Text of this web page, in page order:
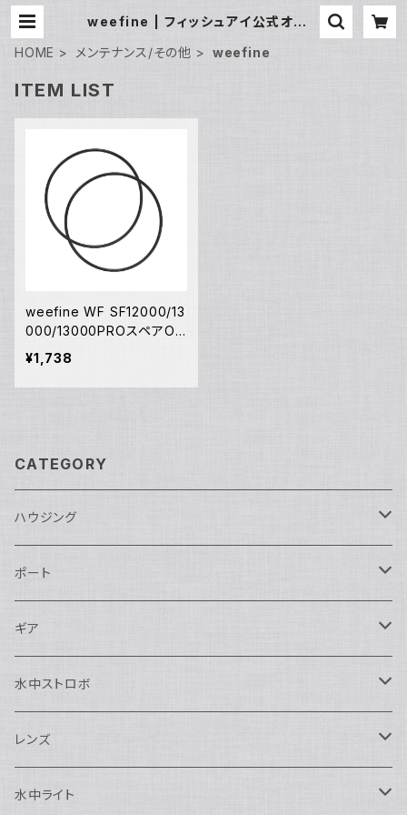
weefine | フィッシュアイ公式オンラ
HOME
メンテナンス/その他 weefine
ITEM LIST
weefine WF SF12000/13
000/13000PROスペアOリ
ングセット [30603]
¥1,738
CATEGORY
ハウジング
Nikon用
Nauticam
SEA&SEA
Canon用
Nauticam
SEA&SEA
Sony用
Nautciam
SEA&SEA
OM SYSTEM用
Nauticam
Panasonic用
ポート
Nauticam
N120ドームポート
N120マクロポート
SEA&SEA
ドームポート
マクロポート
AOI
ドームポート
FIX
ギア
AOI
OM SYSTEM用
Nauticam
SEA&SEA
水中ストロボ
SEA&SEA
アクセサリー
AOI
レンズ
マクロコンバージョンレンズ
水中ライト